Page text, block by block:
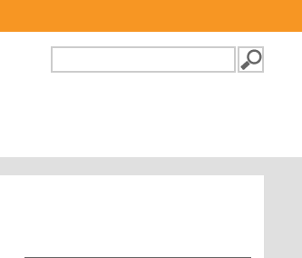
FORMULAIRE DE